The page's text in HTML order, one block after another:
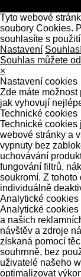
Tyto webové
soubory Cookies.
souhlasíte s
Nastavení
Souhlas můžete
×
Nastavení cookies
Zde máte
jak vyhovují
Technické cookies
Technické cookies
webové stránky a
vypnuty bez
uchovávání
fungování filtrů,
soukromí. Z
individuálně
Analytické cookies
Analytické
a našich
návštěv a zdroje
získaná pomocí
souhrnně, bez
uživatelé našeho
optimalizovat